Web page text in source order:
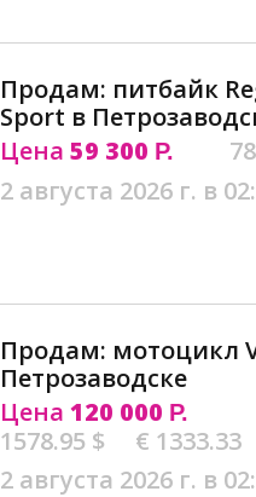
Продам: питбайк
Sport в
Цена 59 300 Р.
2 августа 2026 г. в
Продам: мотоцикл
Петрозаводске
Цена 120 000 Р.
1578.95 $
€ 1333.33
2 августа 2026 г. в